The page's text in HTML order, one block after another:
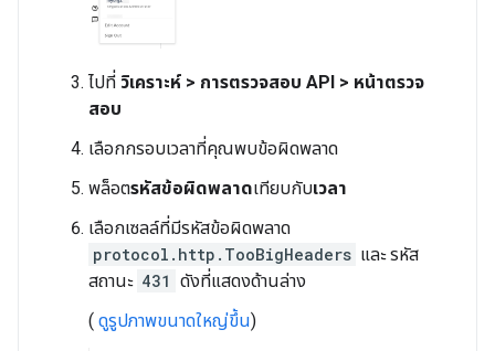
ไปที่ วิเคราะห์ > การตรวจสอบ API > หน้าตรวจ
สอบ
เลือกกรอบเวลาที่คุณพบข้อผิดพลาด
พล็อตรหัสข้อผิดพลาดเทียบกับเวลา
เลือกเซลล์ที่มีรหัสข้อผิดพลาด
protocol.http.TooBigHeaders และ รหัส
สถานะ 431 ดังที่แสดงด้านล่าง
( ดูรูปภาพขนาดใหญ่ขึ้น)